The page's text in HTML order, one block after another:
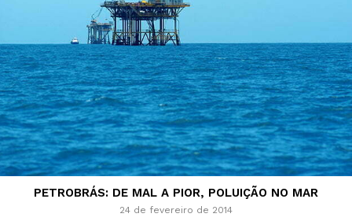
PETROBRÁS: DE MAL A PIOR, POLUIÇÃO NO MAR
24 de fevereiro de 2014